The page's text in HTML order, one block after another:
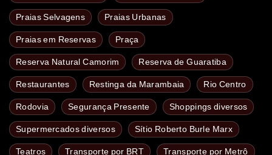
Praias Selvagens Praias Urbanas
Praias em Reservas Praça
Reserva Natural Camorim Reserva de Guaratiba
Restaurantes Restinga da Marambaia Rio Centro
Rodovia Segurança Presente Shoppings diversos
Supermercados diversos Sítio Roberto Burle Marx
Teatros Transporte por BRT Transporte por Metrô